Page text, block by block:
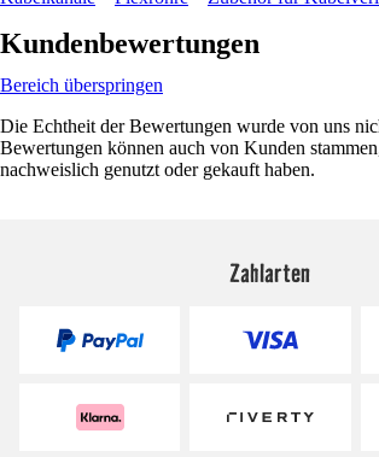
Kundenbewertungen
Bereich überspringen
Die Echtheit der Bewertungen wurde von uns
Bewertungen können auch von Kunden
nachweislich genutzt oder gekauft haben.
Zahlarten